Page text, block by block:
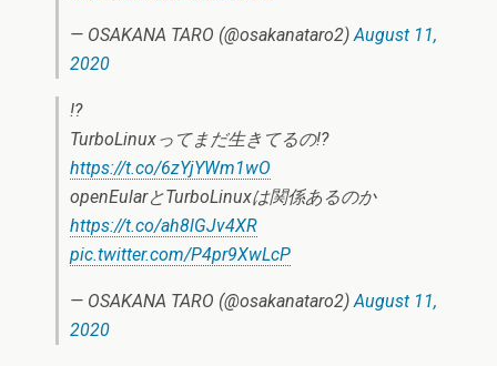
— OSAKANA TARO (@osakanataro2)August 11,
2020
!?
TurboLinuxってまだ生きてるの!?
https://t.co/6zYjYWm1wO
openEularとTurboLinuxは関係あるのか
https://t.co/ah8lGJv4XR
pic.twitter.com/P4pr9XwLcP
— OSAKANA TARO (@osakanataro2)August 11,
2020